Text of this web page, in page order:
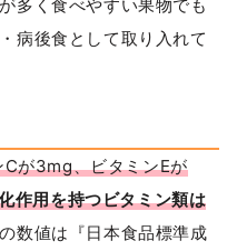
多く食べやすい果物でも
病後食として取り入れて
が3mg、ビタミンEが
作用を持つビタミン類は
数値は『日本食品標準成